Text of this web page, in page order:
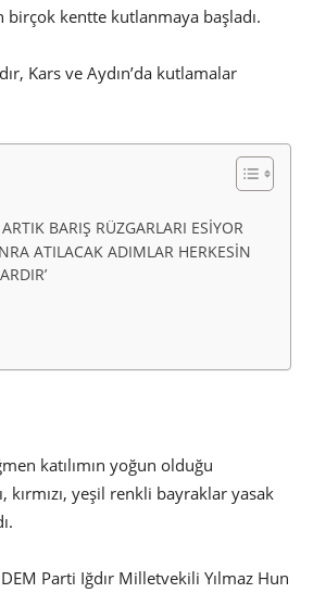
birçok kentte kutlanmaya başladı.
Kars ve Aydın’da kutlamalar
BARIŞ RÜZGARLARI ESİYOR
ATILACAK ADIMLAR HERKESİN
katılımın yoğun olduğu
kırmızı, yeşil renkli bayraklar yasak
Parti Iğdır Milletvekili Yılmaz Hun